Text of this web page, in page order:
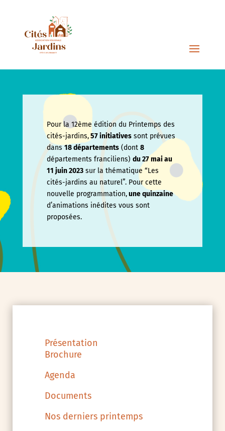
Pour la 12ème édition du Printemps des
cités-jardins,57 initiativessont prévues
dans18 départements(dont 8
départements franciliens) du 27 mai au
11 juin2023sur la thématique “Les
cités-jardins au naturel”. Pour cette
nouvelle programmation,une quinzaine
d’animations inédites vous sont
proposées.
Présentation
Brochure
Agenda
Documents
Nos derniers printemps